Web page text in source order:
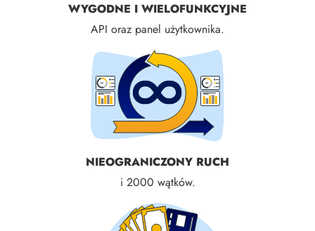
WYGODNE I WIELOFUNKCYJNE
API oraz panel użytkownika.
NIEOGRANICZONY RUCH
i 2000 wątków.